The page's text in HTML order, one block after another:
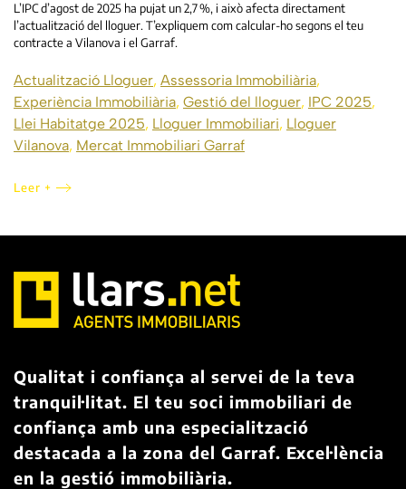
L’IPC d’agost de 2025 ha pujat un 2,7 %, i això afecta directament
l’actualització del lloguer. T’expliquem com calcular-ho segons el teu
contracte a Vilanova i el Garraf.
Actualització Lloguer, Assessoria Immobiliària,
Experiència Immobiliària, Gestió del lloguer, IPC 2025,
Llei Habitatge 2025, Lloguer Immobiliari, Lloguer
Vilanova, Mercat Immobiliari Garraf
Leer +
Qualitat i confiança al servei de la teva
tranquil·litat. El teu soci immobiliari de
confiança amb una especialització
destacada a la zona del Garraf. Excel·lència
en la gestió immobiliària.